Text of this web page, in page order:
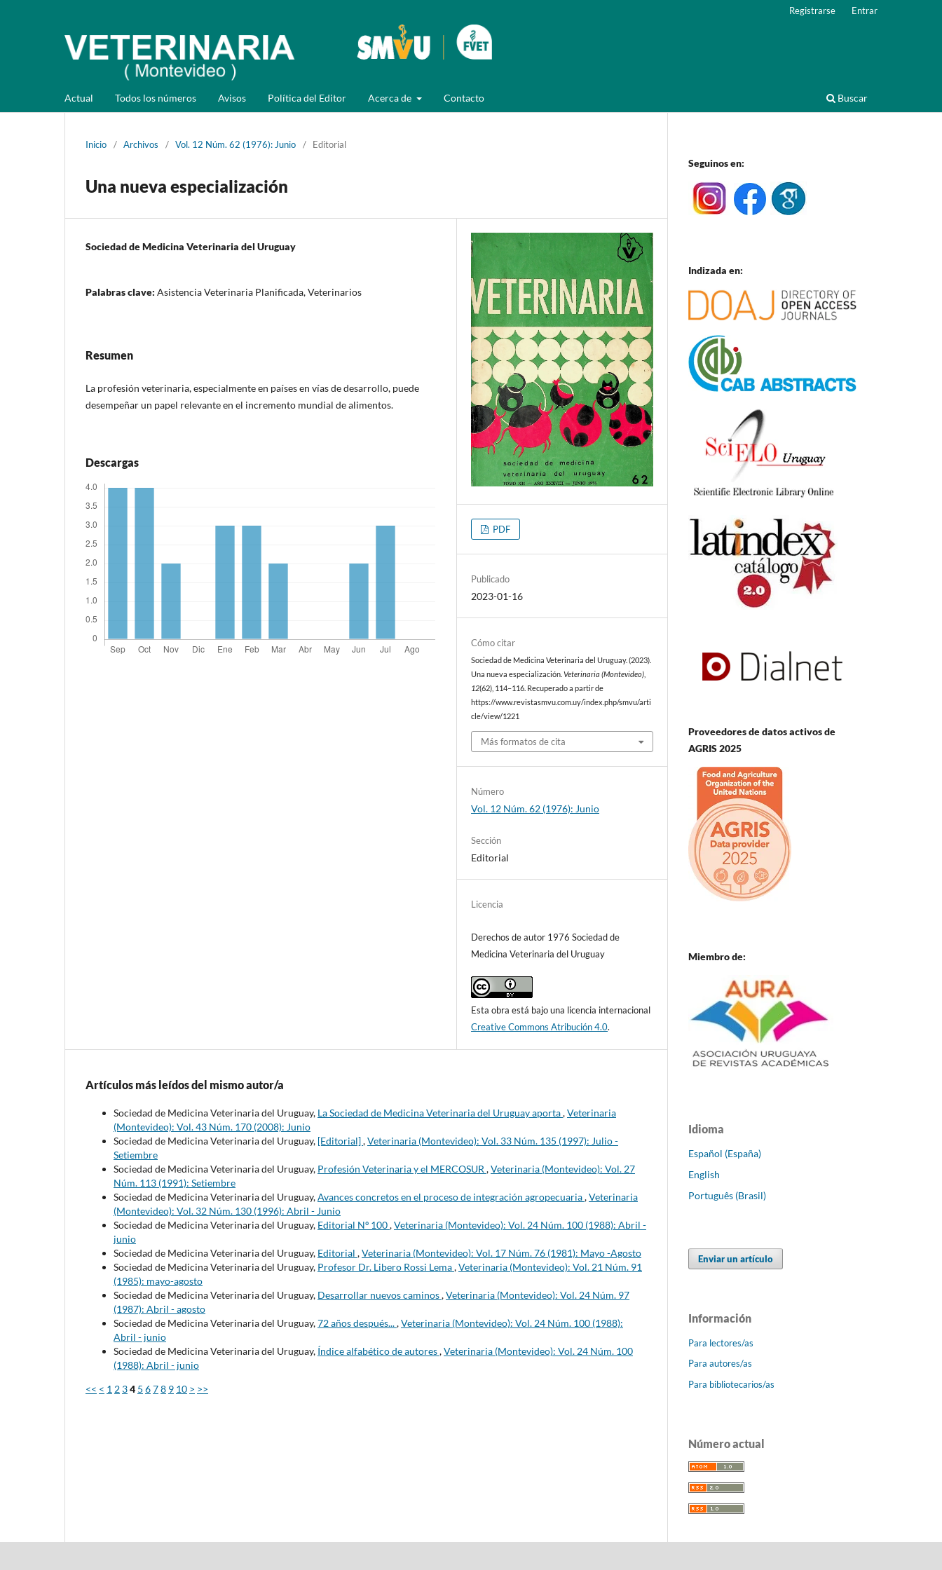
Actual Todos los números Avisos Política del Editor Acerca de Contacto Buscar
Registrarse Entrar
Inicio / Archivos / Vol. 12 Núm. 62 (1976): Junio / Editorial
Una nueva especialización
Sociedad de Medicina Veterinaria del Uruguay
Palabras clave: Asistencia Veterinaria Planificada, Veterinarios
Resumen
La profesión veterinaria, especialmente en países en vías de desarrollo, puede
desempeñar un papel relevante en el incremento mundial de alimentos.
Descargas
PDF
Publicado
2023-01-16
Cómo citar
Sociedad de Medicina Veterinaria del Uruguay. (2023).
Una nueva especialización.Veterinaria (Montevideo),
12(62), 114–116. Recuperado a partir de
https://www.revistasmvu.com.uy/index.php/smvu/arti
cle/view/1221
Más formatos de cita
Número
Vol. 12 Núm. 62 (1976): Junio
Sección
Editorial
Licencia
Derechos de autor 1976 Sociedad de
Medicina Veterinaria del Uruguay
Esta obra está bajo una licencia internacional
Creative Commons Atribución 4.0.
Artículos más leídos del mismo autor/a
Sociedad de Medicina Veterinaria del Uruguay, La Sociedad de Medicina Veterinaria del Uruguay aporta,Veterinaria
(Montevideo): Vol. 43 Núm. 170 (2008): Junio
Sociedad de Medicina Veterinaria del Uruguay, [Editorial],Veterinaria (Montevideo): Vol. 33 Núm. 135 (1997): Julio -
Setiembre
Sociedad de Medicina Veterinaria del Uruguay, Profesión Veterinaria y el MERCOSUR ,Veterinaria (Montevideo): Vol. 27
Núm. 113 (1991): Setiembre
Sociedad de Medicina Veterinaria del Uruguay,Avances concretos en el proceso de integración agropecuaria,Veterinaria
(Montevideo): Vol. 32 Núm. 130 (1996): Abril - Junio
Sociedad de Medicina Veterinaria del Uruguay, Editorial Nº 100,Veterinaria (Montevideo): Vol. 24 Núm. 100 (1988): Abril -
junio
Sociedad de Medicina Veterinaria del Uruguay, Editorial ,Veterinaria (Montevideo): Vol. 17 Núm. 76 (1981): Mayo -Agosto
Sociedad de Medicina Veterinaria del Uruguay, Profesor Dr. Libero Rossi Lema,Veterinaria (Montevideo): Vol. 21 Núm. 91
(1985): mayo-agosto
Sociedad de Medicina Veterinaria del Uruguay, Desarrollar nuevos caminos,Veterinaria (Montevideo): Vol. 24 Núm. 97
(1987): Abril - agosto
Sociedad de Medicina Veterinaria del Uruguay,72 años después...,Veterinaria (Montevideo): Vol. 24 Núm. 100 (1988):
Abril - junio
Sociedad de Medicina Veterinaria del Uruguay, Índice alfabético de autores,Veterinaria (Montevideo): Vol. 24 Núm. 100
(1988): Abril - junio
<< < 1 2 34 5 678 9 10 > >>
Seguinos en:
Indizada en:
Proveedores de datos activos de
AGRIS 2025
Miembro de:
Idioma
Español (España)
English
Português (Brasil)
Enviar un artículo
Información
Para lectores/as
Para autores/as
Para bibliotecarios/as
Número actual